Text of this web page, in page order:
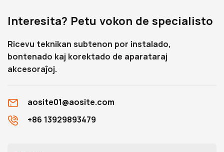
Interesita? Petu vokon de specialisto
Ricevu teknikan subtenon por instalado,
bontenado kaj korektado de aparataraj
akcesoraĵoj.
aosite01@aosite.com
+86 13929893479